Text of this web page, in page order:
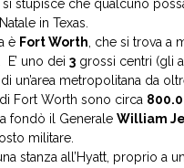
si stupisce che qualcuno
in Texas.
è Fort Worth, che si trova a
E’ uno dei 3 grossi centri (gli
un’area metropolitana da
Fort Worth sono circa
fondò il Generale William
militare.
stanza all’Hyatt, proprio a